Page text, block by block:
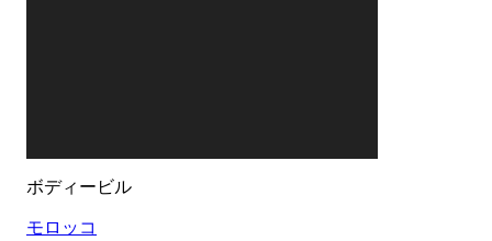
ボディービル
モロッコ